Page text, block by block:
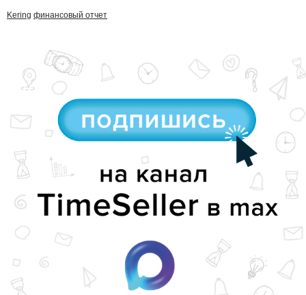
Kering финансовый отчет